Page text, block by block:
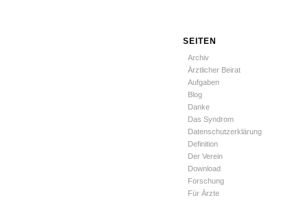
SEITEN
Archiv
Ärztlicher Beirat
Aufgaben
Blog
Danke
Das Syndrom
Datenschutzerklärung
Definition
Der Verein
Download
Forschung
Für Ärzte